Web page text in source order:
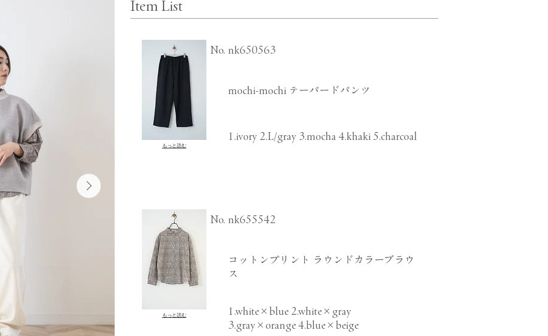
Item List
もっと読む
​No. nk650563
mochi-mochi テーパードパンツ
1.ivory 2.L/gray 3.mocha 4.khaki 5.charcoal
もっと読む
​No. nk655542
コットンプリント ラウンドカラーブラウ
ス
1.white×blue 2.white×gray
3.gray×orange 4.blue×beige